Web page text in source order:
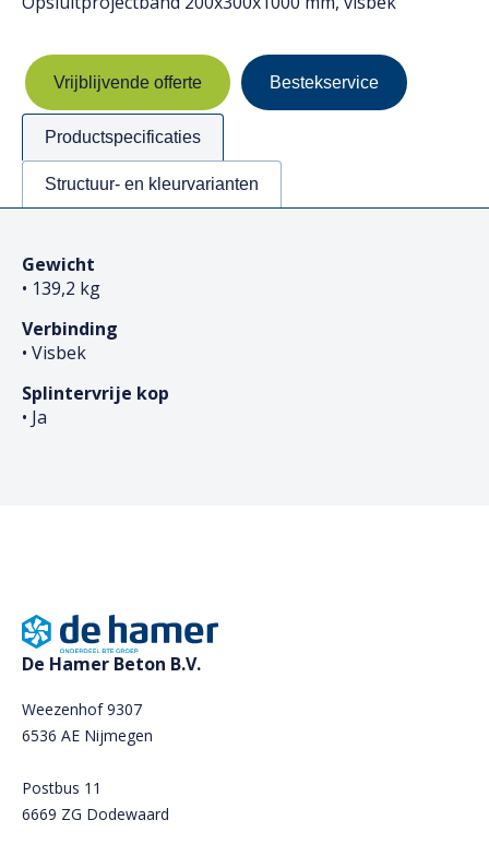
Vrijblijvende offerte Bestekservice
Productspecificaties
Structuur- en kleurvarianten
Gewicht
• 139,2 kg
Verbinding
• Visbek
Splintervrije kop
• Ja
De Hamer Beton B.V.
Weezenhof 9307
6536 AE Nijmegen
Postbus 11
6669 ZG Dodewaard